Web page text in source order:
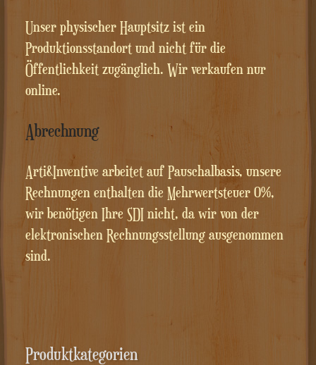
Unser physischer Hauptsitz ist ein
Produktionsstandort und nicht für die
Öffentlichkeit zugänglich. Wir verkaufen nur
online.
Abrechnung
Arti&Inventive arbeitet auf Pauschalbasis, unsere
Rechnungen enthalten die Mehrwertsteuer 0%,
wir benötigen Ihre SDI nicht, da wir von der
elektronischen Rechnungsstellung ausgenommen
sind.
Produktkategorien